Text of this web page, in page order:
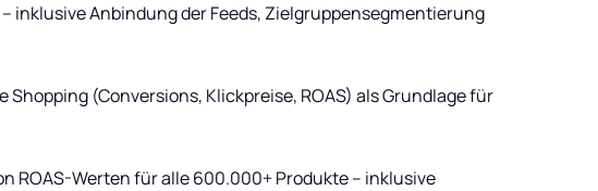
Anbindung der Feeds, Zielgruppensegmentierung
(Conversions, Klickpreise, ROAS) als Grundlage für
ROAS-Werten für alle 600.000+ Produkte – inklusive